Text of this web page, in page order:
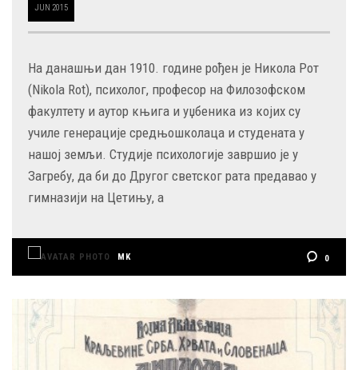
JUN 2015
На данашњи дан 1910. године рођен је Никола Рот
(Nikola Rot), психолог, професор на Филозофском
факултету и аутор књига и уџбеника из којих су
училе генерације средњошколаца и студената у
нашој земљи. Студије психологије завршио је у
Загребу, да би до Другог светског рата предавао у
гимназији на Цетињу, а
MK 0